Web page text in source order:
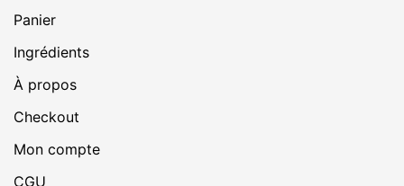
Panier
Ingrédients
À propos
Checkout
Mon compte
CGU